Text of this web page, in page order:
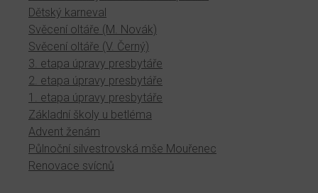
Dětský karneval
Svěcení oltáře (M. Novák)
Svěcení oltáře (V. Černý)
3. etapa úpravy presbytáře
2. etapa úpravy presbytáře
1. etapa úpravy presbytáře
Základní školy u betléma
Advent ženám
Půlnoční silvestrovská mše Mouřenec
Renovace svícnů